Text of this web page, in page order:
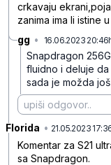
crkavaju
zanima ima li istine
gg • 16.06.2023
Snapdragon
fluidno i deluje
sada je možda
Florida • 21.05.2023
Komentar za S21
sa Snapdragon.